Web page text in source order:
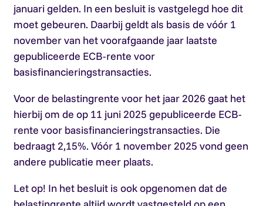
januari gelden. In een besluit is vastgelegd hoe dit
moet gebeuren. Daarbij geldt als basis de vóór 1
november van het voorafgaande jaar laatste
gepubliceerde ECB-rente voor
basisfinancieringstransacties.
Voor de belastingrente voor het jaar 2026 gaat het
hierbij om de op 11 juni 2025 gepubliceerde ECB-
rente voor basisfinancieringstransacties. Die
bedraagt 2,15%. Vóór 1 november 2025 vond geen
andere publicatie meer plaats.
Let op! In het besluit is ook opgenomen dat de